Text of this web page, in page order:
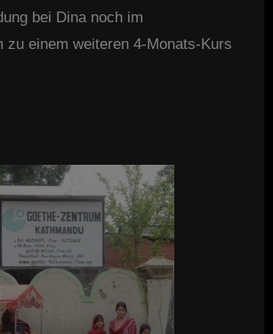
bei Dina noch im
zu einem weiteren 4-Monats-Kurs